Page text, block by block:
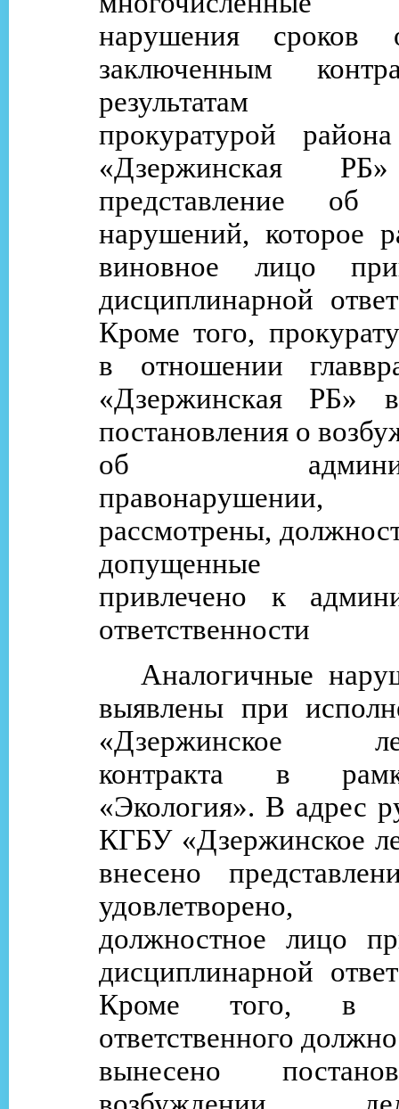
нарушения сроков
заключенным
результатам
прокуратурой
«Дзержинская
представление об
нарушений, которое
виновное лицо
дисциплинарной
Кроме того,
в отношении
«Дзержинская РБ»
постановления о
об
рассмотрены,
допущенные
привлечено к
ответственности
Аналогичные
выявлены при
«Дзержинское
контракта в
«Экология». В адрес
КГБУ «Дзержинское
внесено
удовлетворено,
должностное лицо
дисциплинарной
Кроме того, в
ответственного
вынесено